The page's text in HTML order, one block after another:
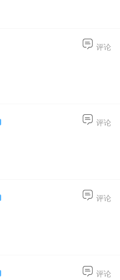
评论
评论
评论
评论